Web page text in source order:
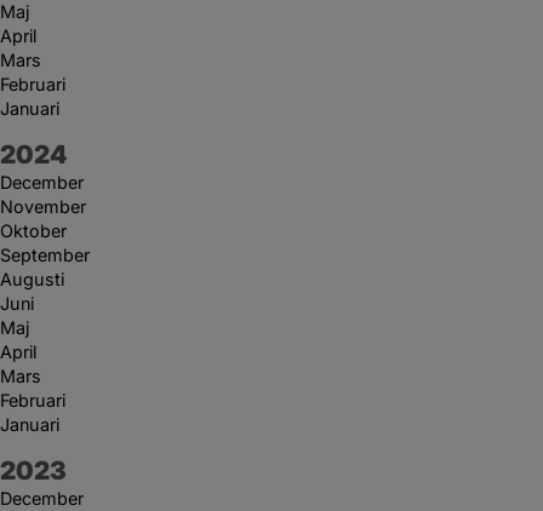
Maj
April
Mars
Februari
Januari
År:
2024
December
November
Oktober
September
Augusti
Juni
Maj
April
Mars
Februari
Januari
År:
2023
December